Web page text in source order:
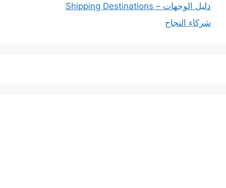
دليل الوجهات – Shipping Destinations
شركاء النجاح